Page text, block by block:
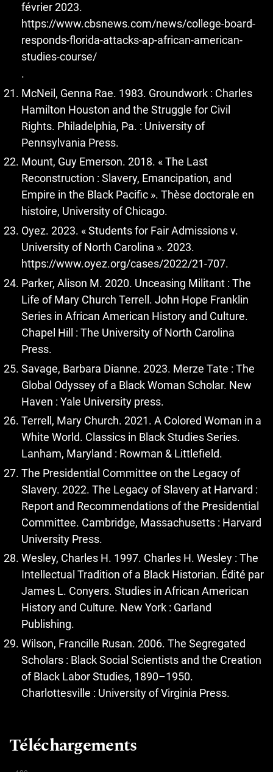
février 2023.
https://www.cbsnews.com/news/college-board-
responds-florida-attacks-ap-african-american-
studies-course/
.
McNeil, Genna Rae. 1983. Groundwork : Charles
Hamilton Houston and the Struggle for Civil
Rights. Philadelphia, Pa. : University of
Pennsylvania Press.
Mount, Guy Emerson. 2018. « The Last
Reconstruction : Slavery, Emancipation, and
Empire in the Black Pacific ». Thèse doctorale en
histoire, University of Chicago.
Oyez. 2023. « Students for Fair Admissions v.
University of North Carolina ». 2023.
https://www.oyez.org/cases/2022/21-707.
Parker, Alison M. 2020. Unceasing Militant : The
Life of Mary Church Terrell. John Hope Franklin
Series in African American History and Culture.
Chapel Hill : The University of North Carolina
Press.
Savage, Barbara Dianne. 2023. Merze Tate : The
Global Odyssey of a Black Woman Scholar. New
Haven : Yale University press.
Terrell, Mary Church. 2021. A Colored Woman in a
White World. Classics in Black Studies Series.
Lanham, Maryland : Rowman & Littlefield.
The Presidential Committee on the Legacy of
Slavery. 2022. The Legacy of Slavery at Harvard :
Report and Recommendations of the Presidential
Committee. Cambridge, Massachusetts : Harvard
University Press.
Wesley, Charles H. 1997. Charles H. Wesley : The
Intellectual Tradition of a Black Historian. Édité par
James L. Conyers. Studies in African American
History and Culture. New York : Garland
Publishing.
Wilson, Francille Rusan. 2006. The Segregated
Scholars : Black Social Scientists and the Creation
of Black Labor Studies, 1890–1950.
Charlottesville : University of Virginia Press.
Téléchargements